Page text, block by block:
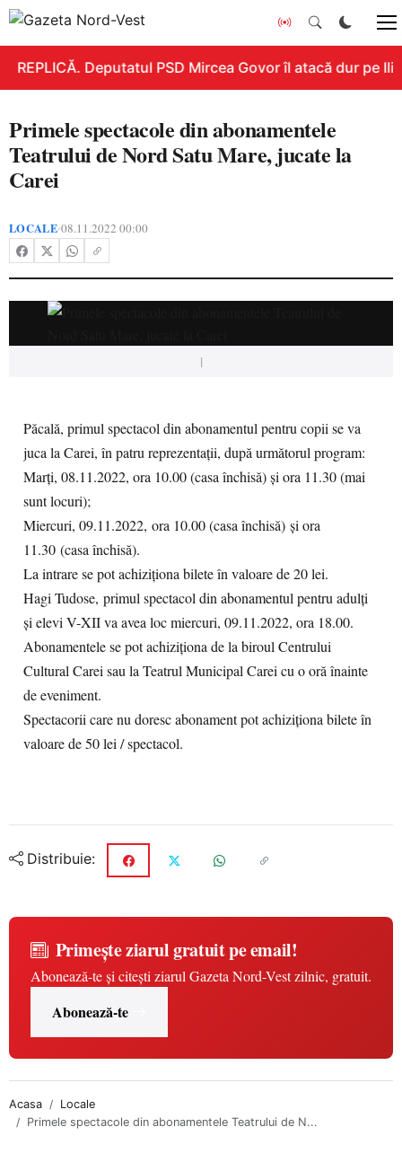
REPLICĂ. Deputatul PSD Mircea Govor îl atacă dur pe
Primele spectacole din abonamentele
Teatrului de Nord Satu Mare, jucate la
Carei
LOCALE•08.11.2022 00:00
|
Păcală, primul spectacol din abonamentul pentru copii se va
juca la Carei, în patru reprezentații, după următorul program:
Marți, 08.11.2022, ora 10.00 (casa închisă) și ora 11.30 (mai
sunt locuri);
Miercuri, 09.11.2022, ora 10.00 (casa închisă) și ora
11.30 (casa închisă).
La intrare se pot achiziționa bilete în valoare de 20 lei.
Hagi Tudose, primul spectacol din abonamentul pentru adulți
și elevi V-XII va avea loc miercuri, 09.11.2022, ora 18.00.
Abonamentele se pot achiziționa de la biroul Centrului
Cultural Carei sau la Teatrul Municipal Carei cu o oră înainte
de eveniment.
Spectacorii care nu doresc abonament pot achiziționa bilete în
valoare de 50 lei / spectacol.
Distribuie:
Primește ziarul gratuit pe email!
Abonează-te și citești ziarul Gazeta Nord-Vest zilnic, gratuit.
Abonează-te
Acasa
Locale
Primele spectacole din abonamentele Teatrului de N...